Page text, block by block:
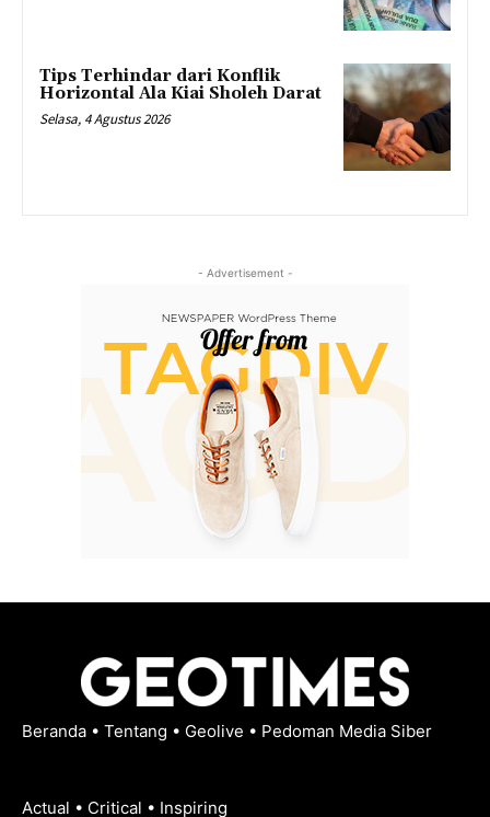
Tips Terhindar dari Konflik
Horizontal Ala Kiai Sholeh Darat
Selasa, 4 Agustus 2026
- Advertisement -
Beranda • Tentang • Geolive • Pedoman Media Siber
Actual • Critical • Inspiring